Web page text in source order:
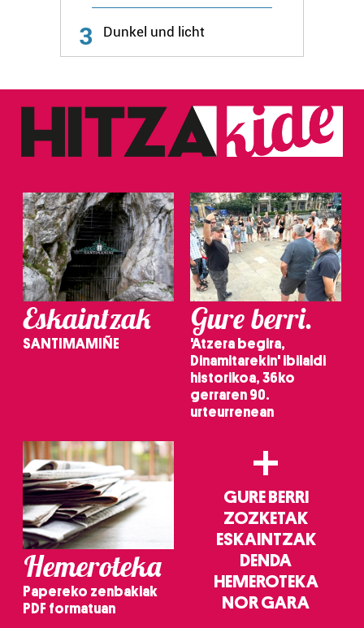
3 Dunkel und licht
Eskaintzak
SANTIMAMIÑE
Gure berri.
'Atzera begira,
Dinamitarekin' ibilaldi
historikoa, 36ko
gerraren 90.
urteurrenean
Hemeroteka
Papereko zenbakiak
PDF formatuan
+
GURE BERRI
ZOZKETAK
ESKAINTZAK
DENDA
HEMEROTEKA
NOR GARA